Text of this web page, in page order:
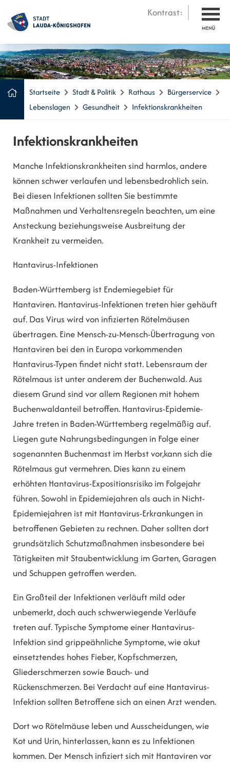
Kontrast:
MENÜ
Startseite Stadt & Politik Rathaus
Bürgerservice
Lebenslagen
Gesundheit Infektionskrankheiten
Infektionskrankheiten
Manche Infektionskrankheiten sind harmlos, andere
können schwer verlaufen und lebensbedrohlich sein.
Bei diesen Infektionen sollten Sie bestimmte
Maßnahmen und Verhaltensregeln beachten, um eine
Ansteckung beziehungsweise Ausbreitung der
Krankheit zu vermeiden.
Hantavirus-Infektionen
Baden-Württemberg ist Endemiegebiet für
Hantaviren. Hantavirus-Infektionen treten hier gehäuft
auf. Das Virus wird von infizierten Rötelmäusen
übertragen. Eine Mensch-zu-Mensch-Übertragung von
Hantaviren bei den in Europa vorkommenden
Hantavirus-Typen findet nicht statt. Lebensraum der
Rötelmaus ist unter anderem der Buchenwald. Aus
diesem Grund sind vor allem Regionen mit hohem
Buchenwaldanteil betroffen. Hantavirus-Epidemie-
Jahre treten in Baden-Württemberg regelmäßig auf.
Liegen gute Nahrungsbedingungen in Folge einer
sogenannten Buchenmast im Herbst vor,kann sich die
Rötelmaus gut vermehren. Dies kann zu einem
erhöhten Hantavirus-Expositionsrisiko im Folgejahr
führen. Sowohl in Epidemiejahren als auch in Nicht-
Epidemiejahren ist mit Hantavirus-Erkrankungen in
betroffenen Gebieten zu rechnen. Daher sollten dort
grundsätzlich Schutzmaßnahmen insbesondere bei
Tätigkeiten mit Staubentwicklung im Garten, Garagen
und Schuppen getroffen werden.
Ein Großteil der Infektionen verläuft mild oder
unbemerkt, doch auch schwerwiegende Verläufe
treten auf. Typische Symptome einer Hantavirus-
Infektion sind grippeähnliche Symptome, wie akut
einsetztendes hohes Fieber, Kopfschmerzen,
Gliederschmerzen sowie Bauch- und
Rückenschmerzen. Bei Verdacht auf eine Hantavirus-
Infektion sollten Betroffene sich an einen Arzt wenden.
Dort wo Rötelmäuse leben und Ausscheidungen, wie
Kot und Urin, hinterlassen, kann es zu Infektionen
kommen. Der Mensch infiziert sich mit Hantaviren vor